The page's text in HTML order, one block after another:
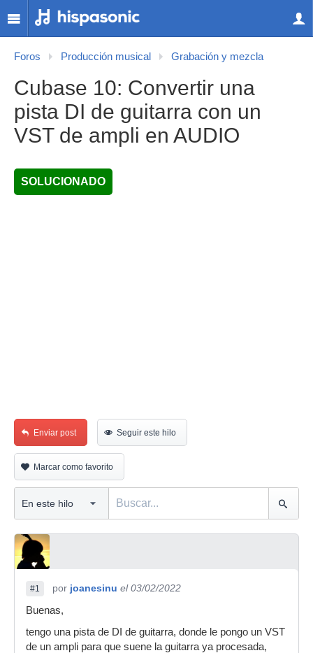
Foros Producción musical Grabación y mezcla
Cubase 10: Convertir una
pista DI de guitarra con un
VST de ampli en AUDIO
SOLUCIONADO
Enviar post Seguir este hilo
Marcar como favorito
#1 por joanesinu el 03/02/2022
Buenas,
tengo una pista de DI de guitarra, donde le pongo un VST
de un ampli para que suene la guitarra ya procesada,